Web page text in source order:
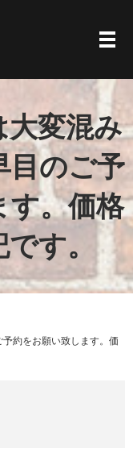
メ
大変混み
目のご予
す。価格
す。
約をお願い致します。価